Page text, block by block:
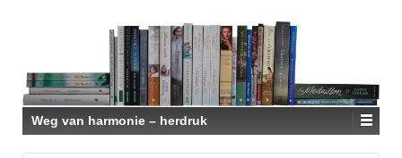
Weg van harmonie – herdruk